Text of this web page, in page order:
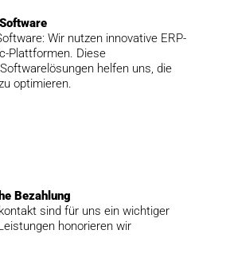
Wir nutzen innovative ERP-
Plattformen. Diese
helfen uns, die
optimieren.
Bezahlung
sind für uns ein wichtiger
honorieren wir